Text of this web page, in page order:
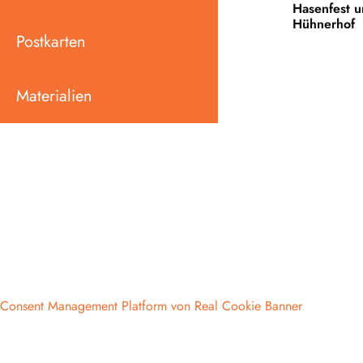
Postkarten
Materialien
Hasenfest
Hühnerhof
Consent Management Platform von Real Cookie Banner